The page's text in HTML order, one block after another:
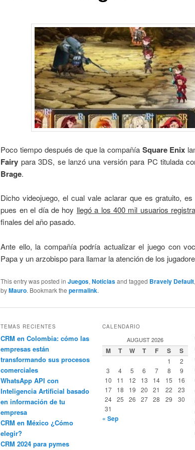
Poco tiempo después de que la compañía Square Enix
Fairy para 3DS, se lanzó una versión para PC titulada
Brage.
Dicho videojuego, el cual vale aclarar que es gratuito,
pues en el día de hoy llegó a los 400 mil usuarios
finales del año pasado.
Ante ello, la compañía podría actualizar el juego con
Papa y un arzobispo para llamar la atención de los
This entry was posted inJuegos,Noticiasand tagged Bravely Default
byMauro. Bookmark thepermalink.
TEMAS RECIENTES
CRM en Colombia: cómo las
empresas están
transformando sus procesos
comerciales
WhatsApp API con
Inteligencia Artificial basado
en información de tu
empresa
CRM en México ¿Cómo
elegir?
CRM 2024 para pymes
CALENDARIO
AUGUST 2026
M T W T F S S
1
2
3
4 5 6 7 8
9
10
11 12 13 14 15
16
17
18 19 20 21 22
23
24
25 26 27 28 29
30
31
« Sep